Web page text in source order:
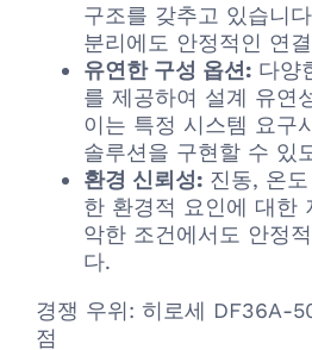
구조를 갖추고 있습니
분리에도 안정적인 연
유연한 구성 옵션: 다양
를 제공하여 설계 유연
이는 특정 시스템 요구
솔루션을 구현할 수 있
환경 신뢰성: 진동, 온
한 환경적 요인에 대한
악한 조건에서도 안정
다.
경쟁 우위: 히로세 DF36A-
점